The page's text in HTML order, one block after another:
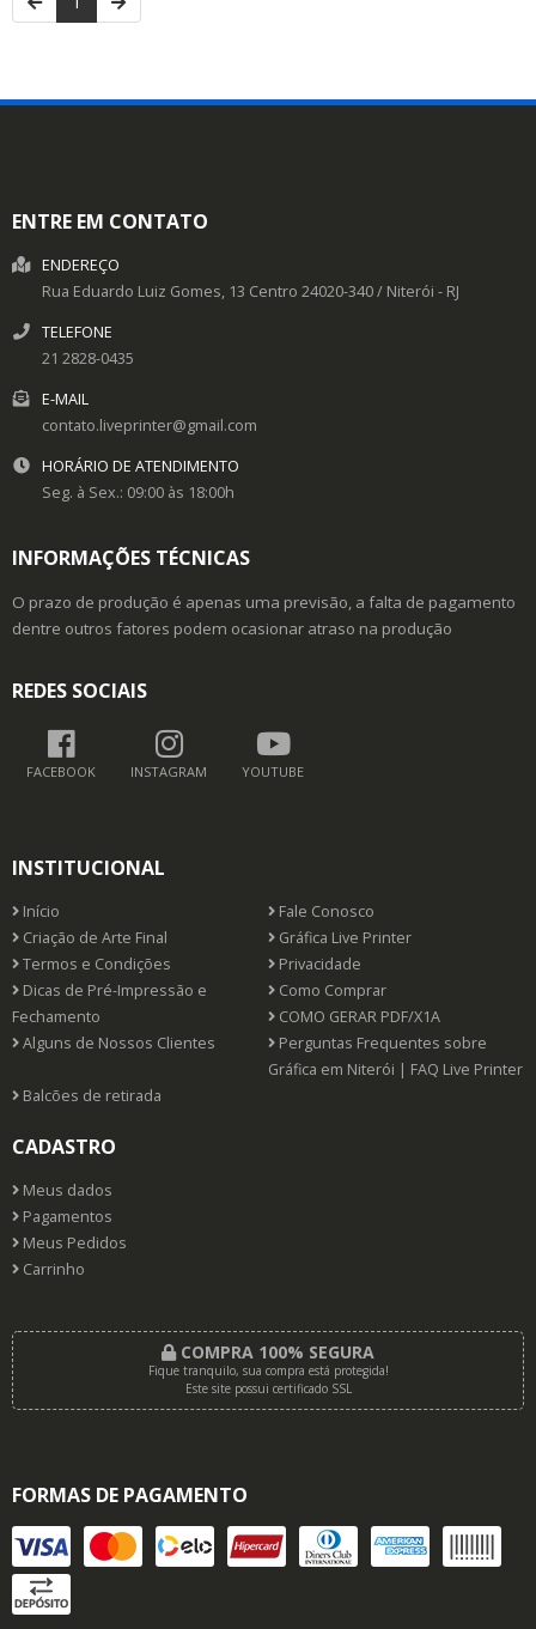
ENTRE EM CONTATO
ENDEREÇO
Rua Eduardo Luiz Gomes, 13 Centro 24020-340/ Niterói - RJ
TELEFONE
21 2828-0435
E-MAIL
contato.liveprinter@gmail.com
HORÁRIO DE ATENDIMENTO
Seg. à Sex.: 09:00 às 18:00h
INFORMAÇÕES TÉCNICAS
O prazo de produção é apenas uma previsão, a falta de pagamento
dentre outros fatores podem ocasionar atraso na produção
REDES SOCIAIS
FACEBOOK INSTAGRAM YOUTUBE
INSTITUCIONAL
Início
Fale Conosco
Criação de Arte Final
Gráfica Live Printer
Termos e Condições
Privacidade
Dicas de Pré-Impressão e
Fechamento
Como Comprar
COMO GERAR PDF/X1A
Alguns de Nossos Clientes
Perguntas Frequentes sobre
Gráfica em Niterói | FAQ Live Printer
Balcões de retirada
CADASTRO
Meus dados
Pagamentos
Meus Pedidos
Carrinho
COMPRA 100% SEGURA
Fique tranquilo, sua compra está protegida!
Este site possui certificado SSL
FORMAS DE PAGAMENTO